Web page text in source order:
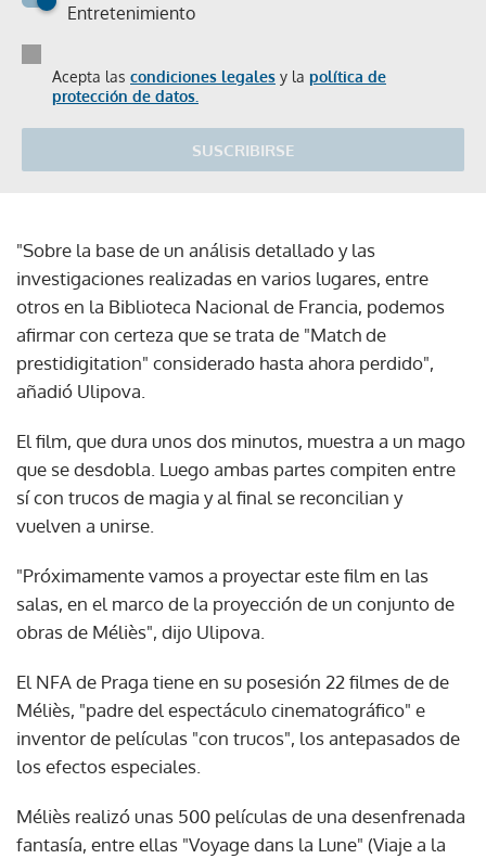
Entretenimiento
Acepta las condiciones legales y la política de
protección de datos.
SUSCRIBIRSE
"Sobre la base de un análisis detallado y las
investigaciones realizadas en varios lugares, entre
otros en la Biblioteca Nacional de Francia, podemos
afirmar con certeza que se trata de "Match de
prestidigitation" considerado hasta ahora perdido",
añadió Ulipova.
El film, que dura unos dos minutos, muestra a un mago
que se desdobla. Luego ambas partes compiten entre
sí con trucos de magia y al final se reconcilian y
vuelven a unirse.
"Próximamente vamos a proyectar este film en las
salas, en el marco de la proyección de un conjunto de
obras de Méliès", dijo Ulipova.
El NFA de Praga tiene en su posesión 22 filmes de de
Méliès, "padre del espectáculo cinematográfico" e
inventor de películas "con trucos", los antepasados de
los efectos especiales.
Méliès realizó unas 500 películas de una desenfrenada
fantasía, entre ellas "Voyage dans la Lune" (Viaje a la